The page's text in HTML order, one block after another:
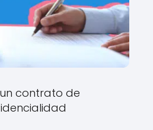
contrato de